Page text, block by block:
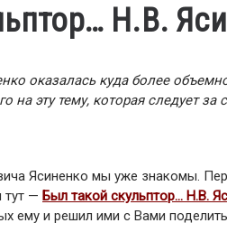
Н.В.
оказалась куда более
эту тему, которая следует за
Ясиненко мы уже знакомы.
тут — Был такой скульптор… Н.В.
ему и решил ими с Вами